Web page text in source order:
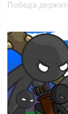
Победа
сборе
грамотной
Большой
Игровой мир
племена. У